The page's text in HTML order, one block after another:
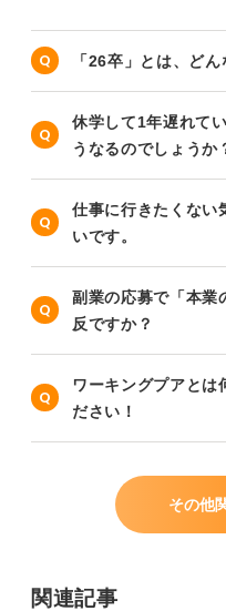
「26卒」とは、ど
休学して1年遅れて
うなるのでしょうか
仕事に行きたくない
いです。
副業の応募で「本業
反ですか？
ワーキングプアとは
ださい！
その他
関連記事